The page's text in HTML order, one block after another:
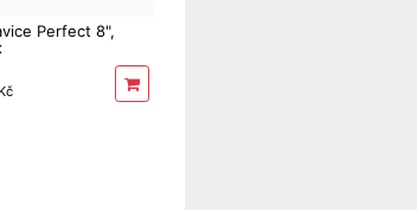
Perfect 8",
Kč